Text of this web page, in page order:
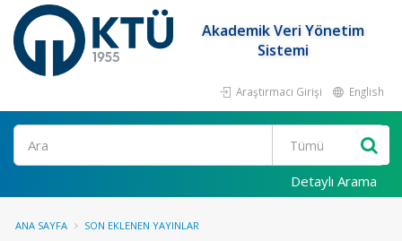
Akademik Veri Yönetim
Sistemi
Araştırmacı Girişi English
Ara
Detaylı Arama
ANA SAYFA SON EKLENEN YAYINLAR